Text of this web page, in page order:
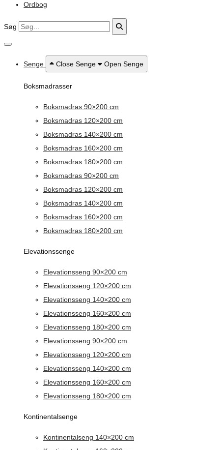
Ordbog
Søg
Senge Close Senge Open Senge
Boksmadrasser
Boksmadras 90×200 cm
Boksmadras 120×200 cm
Boksmadras 140×200 cm
Boksmadras 160×200 cm
Boksmadras 180×200 cm
Boksmadras 90×200 cm
Boksmadras 120×200 cm
Boksmadras 140×200 cm
Boksmadras 160×200 cm
Boksmadras 180×200 cm
Elevationssenge
Elevationsseng 90×200 cm
Elevationsseng 120×200 cm
Elevationsseng 140×200 cm
Elevationsseng 160×200 cm
Elevationsseng 180×200 cm
Elevationsseng 90×200 cm
Elevationsseng 120×200 cm
Elevationsseng 140×200 cm
Elevationsseng 160×200 cm
Elevationsseng 180×200 cm
Kontinentalsenge
Kontinentalseng 140×200 cm